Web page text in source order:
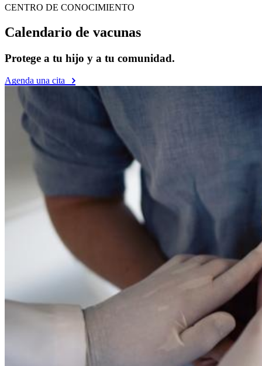
CENTRO DE CONOCIMIENTO
Calendario de vacunas
Protege a tu hijo y a tu comunidad.
Agenda una cita